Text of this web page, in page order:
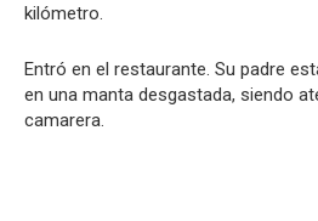
kilómetro.
Entró en el restaurante. Su padre
en una manta desgastada, siendo
camarera.